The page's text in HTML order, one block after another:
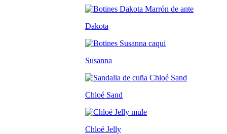
Dakota
Susanna
Chloé Sand
Chloé Jelly